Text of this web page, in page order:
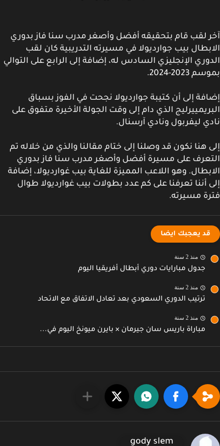
لقب قام بتحقيقه أفضل وأصغر مدرب سنا فاز بدوري
بيب جوارديولا في مسيرته التدريبية كان لقب
الإنجليزي السادس له، إضافة إلى الرابع على التوالي
2023-2024.
إلى أن كتيبة جوارديولا نجحت في الفوز بسباق
الذي دام إلى وقت الجولة الأخيرة متفوق على
ليفربول ونادي آرسنال.
هنا نكون قد وصلنا إلى ختام مقالنا والذي من خلاله تم
على مسيرة أفضل وأصغر مدرب سنا فاز بدوري
وهو اللاعب المميزة للغاية بيب غوارديولا، إضافة
أننا تعرفنا على كم عدد بطولات بيب غوارديولا طوال
مسيرته.
قد يعجبك ايضا
منذ 2 سنة
جدول مبارايات دوري أبطال أفريقيا اليوم
منذ 2 سنة
ترتيب الدوري السعودي بعد تعادل الاتفاق مع الاتحاد
منذ 2 سنة
مباراة باريس سان جيرمان × بايرن ميونخ اليوم في...
gody slem